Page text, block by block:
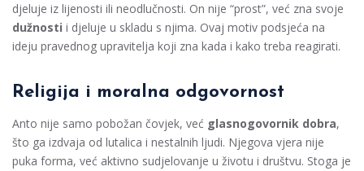
djeluje iz lijenosti ili neodlučnosti. On nije “prost”, već zna svoje
dužnosti i djeluje u skladu s njima. Ovaj motiv podsjeća na
ideju pravednog upravitelja koji zna kada i kako treba reagirati.
Religija i moralna odgovornost
Anto nije samo pobožan čovjek, već glasnogovornik dobra,
što ga izdvaja od lutalica i nestalnih ljudi. Njegova vjera nije
puka forma, već aktivno sudjelovanje u životu i društvu. Stoga je